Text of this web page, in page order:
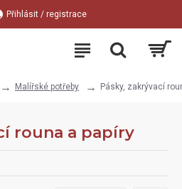
Přihlásit / registrace
Malířské potřeby Pásky, zakrývací
rouna a papíry